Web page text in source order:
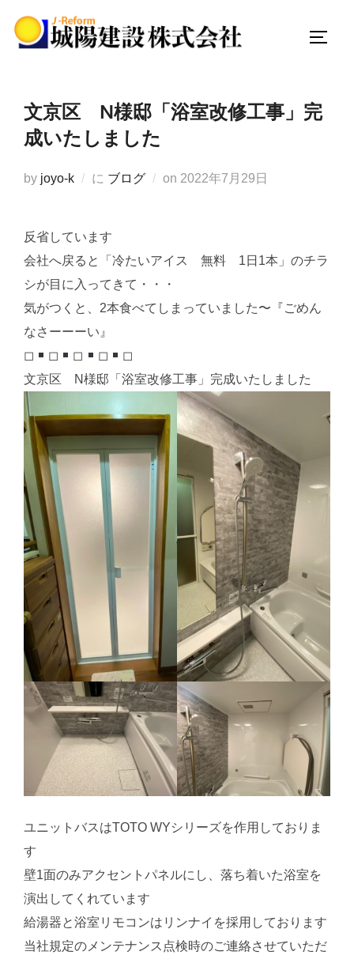
文京区 N様邸「浴室改修工事」完
成いたしました
by joyo-k に ブログ on 投
2022年7月29日
反省しています
会社へ戻ると「冷たいアイス 無料 1日1本」のチラ
シが目に入ってきて・・・
気がつくと、2本食べてしまっていました〜『ごめん
なさーーーい』
◻︎
◻︎ ◻︎ ◻︎
◻︎
文京区 N様邸「浴室改修工事」完成いたしました
ユニットバスはTOTO WYシリーズを作用しておりま
す
壁1面のみアクセントパネルにし、落ち着いた浴室を
演出してくれています
給湯器と浴室リモコンはリンナイを採用しております
当社規定のメンテナンス点検時のご連絡させていただ